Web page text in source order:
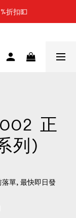
費📦📦
折扣💵
正
列)
單, 最快即日發